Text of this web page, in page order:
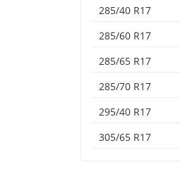
285/40 R17
285/60 R17
285/65 R17
285/70 R17
295/40 R17
305/65 R17